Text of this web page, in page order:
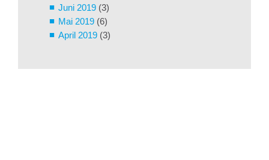
Juni 2019 (3)
Mai 2019 (6)
April 2019 (3)